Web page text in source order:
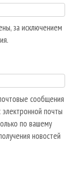
за исключением
сообщения
почты
по вашему
новостей